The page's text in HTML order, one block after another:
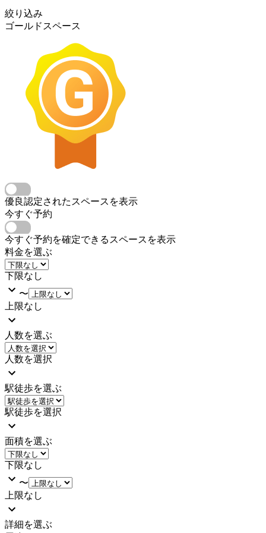
絞り込み
ゴールドスペース
優良認定されたスペースを表示
今すぐ予約
今すぐ予約を確定できるスペースを表示
料金を選ぶ
下限なし
〜
上限なし
人数を選ぶ
人数を選択
駅徒歩を選ぶ
駅徒歩を選択
面積を選ぶ
下限なし
〜
上限なし
詳細を選ぶ